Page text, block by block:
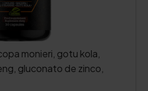
monieri, gotu kola,
gluconato de zinco,